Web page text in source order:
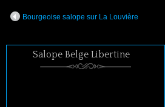
Bourgeoise salope sur La Louvière
Salope Belge Libertine